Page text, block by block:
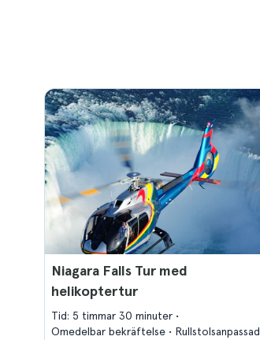
Niagara Falls Tur med
helikoptertur
Tid: 5 timmar 30 minuter
Omedelbar bekräftelse
Rullstolsanpassad